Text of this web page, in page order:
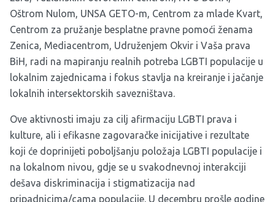
Oštrom Nulom, UNSA GETO-m, Centrom za mlade Kvart,
Centrom za pružanje besplatne pravne pomoći ženama
Zenica, Mediacentrom, Udruženjem Okvir i Vaša prava
BiH, radi na mapiranju realnih potreba LGBTI populacije u
lokalnim zajednicama i fokus stavlja na kreiranje i jačanje
lokalnih intersektorskih savezništava.
Ove aktivnosti imaju za cilj afirmaciju LGBTI prava i
kulture, ali i efikasne zagovaračke inicijative i rezultate
koji će doprinijeti poboljšanju položaja LGBTI populacije i
na lokalnom nivou, gdje se u svakodnevnoj interakciji
dešava diskriminacija i stigmatizacija nad
pripadnicima/cama populacije. U decembru prošle godine